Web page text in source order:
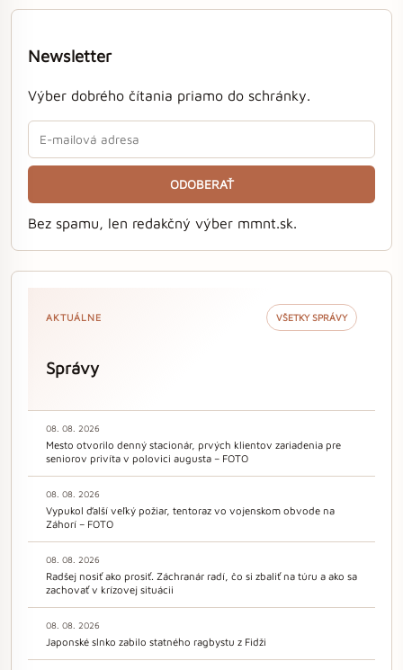
Newsletter
Výber dobrého čítania priamo do schránky.
ODOBERAŤ
Bez spamu, len redakčný výber mmnt.sk.
AKTUÁLNE VŠETKY SPRÁVY
Správy
08. 08. 2026
Mesto otvorilo denný stacionár, prvých klientov zariadenia pre
seniorov privíta v polovici augusta – FOTO
08. 08. 2026
Vypukol ďalší veľký požiar, tentoraz vo vojenskom obvode na
Záhorí – FOTO
08. 08. 2026
Radšej nosiť ako prosiť. Záchranár radí, čo si zbaliť na túru a ako sa
zachovať v krízovej situácii
08. 08. 2026
Japonské slnko zabilo statného ragbystu z Fidži